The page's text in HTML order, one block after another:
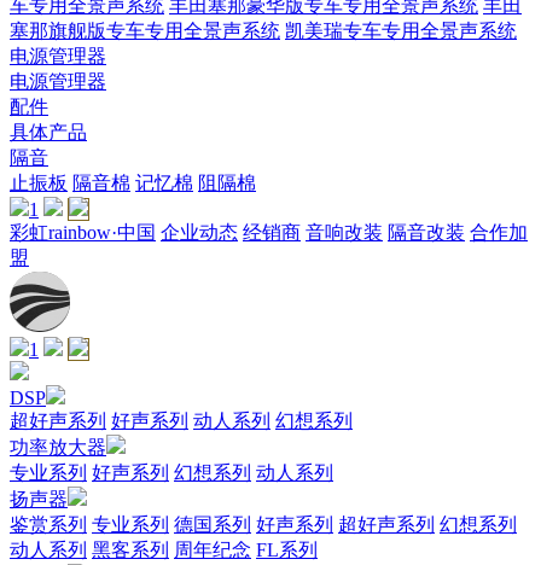
车专用全景声系统 丰田塞那豪华版专车专用全景声系统 丰田
塞那旗舰版专车专用全景声系统 凯美瑞专车专用全景声系统
电源管理器
电源管理器
配件
具体产品
隔音
止振板 隔音棉 记忆棉 阻隔棉
1
彩虹rainbow·中国 企业动态 经销商 音响改装 隔音改装 合作加
盟
1
DSP
超好声系列 好声系列 动人系列 幻想系列
功率放大器
专业系列 好声系列 幻想系列 动人系列
扬声器
鉴赏系列 专业系列 德国系列 好声系列 超好声系列 幻想系列
动人系列 黑客系列 周年纪念 FL系列